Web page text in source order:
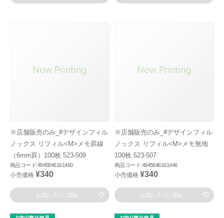
※店舗販売のみ_#デザインフィル
ノックス リフィル<M>メモ罫線
（6mm罫）100枚 523-509
商品コード:4945846161460
小売価格 ¥340
お気に入りに登録
※店舗販売のみ_#デザインフィル
ノックス リフィル<M>メモ無地
100枚 523-507
商品コード:4945846161446
小売価格 ¥340
お気に入りに登録